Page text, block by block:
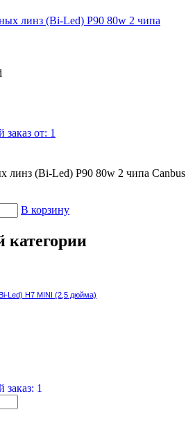
от: 1
линз (Bi-Led) P90 80w 2 чипа Canbus
В корзину
категории
Led) H7 MINI (2,5 дюйма)
1